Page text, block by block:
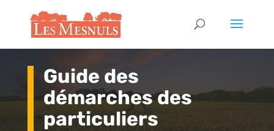
Guide des
démarches des
particuliers